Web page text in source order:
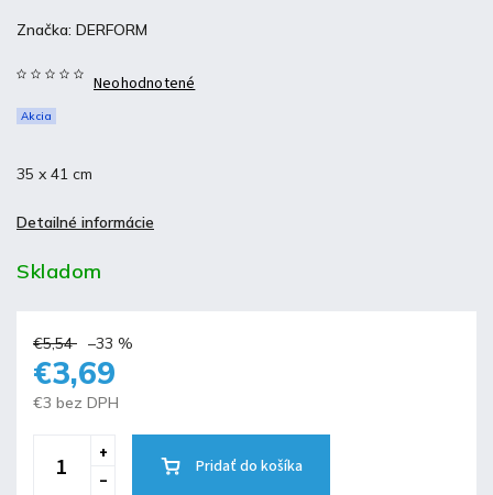
Akcia
Neohodnotené
35 x 41 cm
Detailné informácie
Značka: DERFORM
Skladom
€5,54 –33 %
€3,69
€3 bez DPH
Pridať do košíka